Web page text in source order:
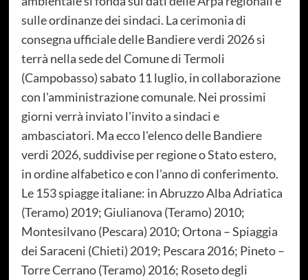
sulle ordinanze dei sindaci. La cerimonia di
consegna ufficiale delle Bandiere verdi 2026 si
terrà nella sede del Comune di Termoli
(Campobasso) sabato 11 luglio, in collaborazione
con l'amministrazione comunale. Nei prossimi
giorni verrà inviato l'invito a sindaci e
ambasciatori. Ma ecco l'elenco delle Bandiere
verdi 2026, suddivise per regione o Stato estero,
in ordine alfabetico e con l'anno di conferimento.
Le 153 spiagge italiane: in Abruzzo Alba Adriatica
(Teramo) 2019; Giulianova (Teramo) 2010;
Montesilvano (Pescara) 2010; Ortona – Spiaggia
dei Saraceni (Chieti) 2019; Pescara 2016; Pineto –
Torre Cerrano (Teramo) 2016; Roseto degli